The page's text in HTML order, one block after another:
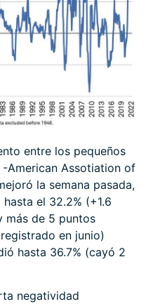
entre los pequeños
American Assotiation of
la semana pasada,
el 32.2% (+1.6
más de 5 puntos
en junio)
hasta 36.7% (cayó 2
negatividad